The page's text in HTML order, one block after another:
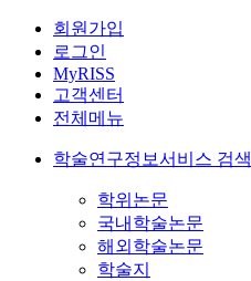
회원가입
로그인
MyRISS
고객센터
전체메뉴
학술연구정보서비스 검색
학위논문
국내학술논문
해외학술논문
학술지